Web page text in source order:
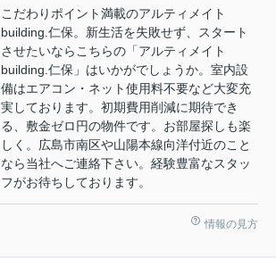
こだわりポイント満載のアルティメイト
building.仁保。新生活を失敗せず、スタート
させたいならこちらの「アルティメイト
building.仁保」はいかがでしょうか。室内設
備はエアコン・ネット使用料不要など大変充
実しております。初期費用削減に期待でき
る、敷金ゼロ円の物件です。お部屋探しも楽
しく。広島市南区や山陽本線向洋付近のこと
なら当社へご連絡下さい。経験豊富なスタッ
フがお待ちしております。
情報の見方